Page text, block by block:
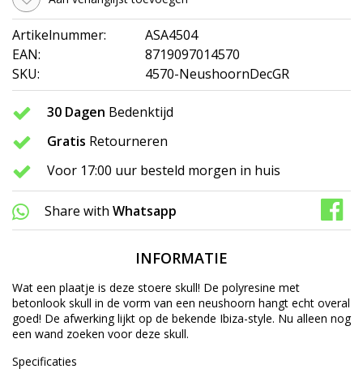
Artikelnummer:
ASA4504
EAN:
8719097014570
SKU:
4570-NeushoornDecGR
30 Dagen Bedenktijd
Gratis Retourneren
Voor 17:00 uur besteld morgen in huis
Share with Whatsapp
INFORMATIE
Wat een plaatje is deze stoere skull! De polyresine met
betonlook skull in de vorm van een neushoorn hangt echt overal
goed! De afwerking lijkt op de bekende Ibiza-style. Nu alleen nog
een wand zoeken voor deze skull.
Specificaties